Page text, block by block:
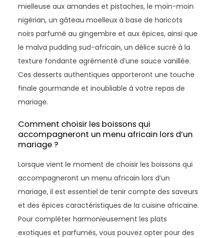
mielleuse aux amandes et pistaches, le moin-moin
nigérian, un gâteau moelleux à base de haricots
noirs parfumé au gingembre et aux épices, ainsi que
le malva pudding sud-africain, un délice sucré à la
texture fondante agrémenté d’une sauce vanillée.
Ces desserts authentiques apporteront une touche
finale gourmande et inoubliable à votre repas de
mariage.
Comment choisir les boissons qui
accompagneront un menu africain lors d’un
mariage ?
Lorsque vient le moment de choisir les boissons qui
accompagneront un menu africain lors d’un
mariage, il est essentiel de tenir compte des saveurs
et des épices caractéristiques de la cuisine africaine.
Pour compléter harmonieusement les plats
exotiques et parfumés, vous pouvez opter pour des